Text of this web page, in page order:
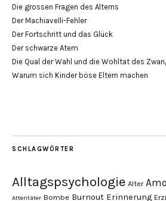
Die grossen Fragen des Alterns
Der Machiavelli-Fehler
Der Fortschritt und das Glück
Der schwarze Atem
Die Qual der Wahl und die Wohltat des
Warum sich Kinder böse Eltern machen
SCHLAGWÖRTER
Alltagspsychologie Alter
Attentäter Bombe Burnout Erinnerung